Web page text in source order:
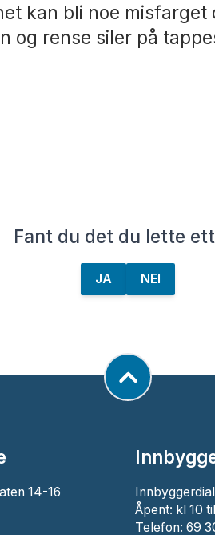
kan bli noe
og rense siler på
Fant du det du lette
JA NEI
14-16
Åpent: kl 10
Telefon: 69